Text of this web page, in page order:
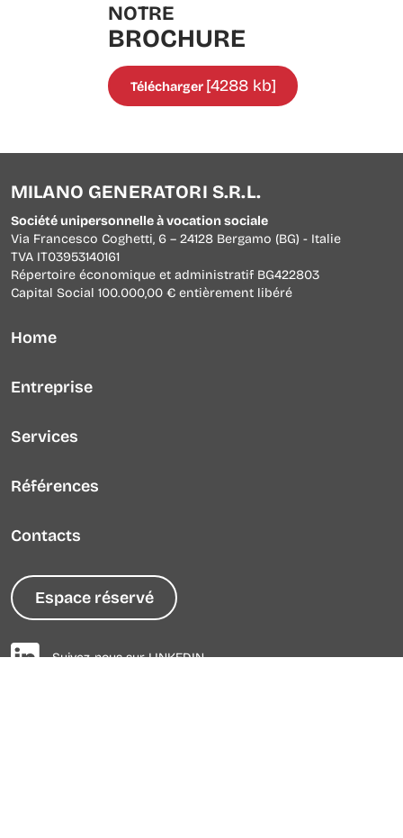
NOTRE
BROCHURE
Télécharger [4288 kb]
MILANO GENERATORI S.R.L.
Société unipersonnelle à vocation sociale
Via Francesco Coghetti, 6 – 24128 Bergamo (BG) - Italie
TVA IT03953140161
Répertoire économique et administratif BG422803
Capital Social 100.000,00 € entièrement libéré
Home
Entreprise
Services
Références
Contacts
Espace réservé
Suivez-nous sur LINKEDIN